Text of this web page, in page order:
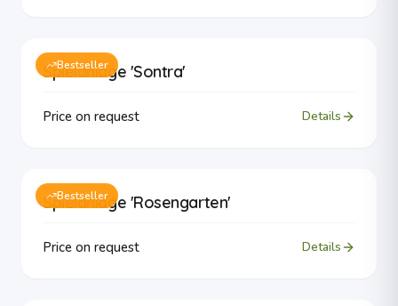
Bestseller
Spielanlage 'Sontra'
Price on request Details
Bestseller
Spielanlage 'Rosengarten'
Price on request Details